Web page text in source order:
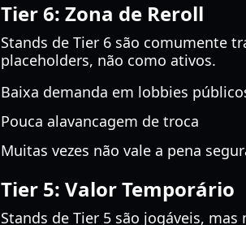
Tier 6: Zona de Reroll
Stands de Tier 6 são comumente
placeholders, não como ativos.
Baixa demanda em lobbies
Pouca alavancagem de troca
Muitas vezes não vale a pena
Tier 5: Valor Temporário
Stands de Tier 5 são jogáveis,